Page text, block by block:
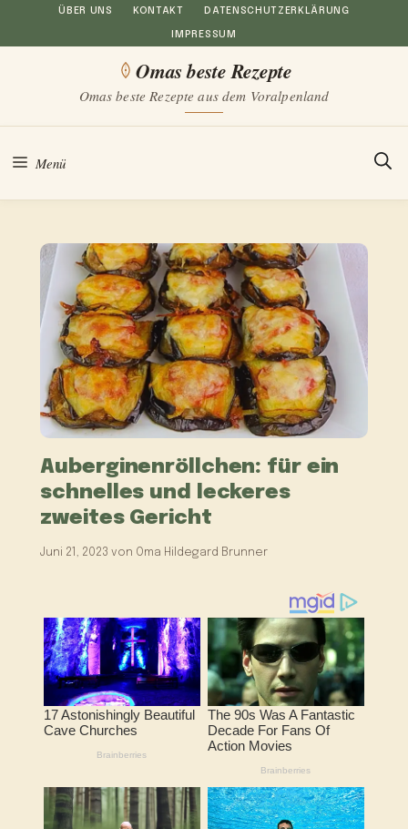
Inhalt
ÜBER UNS KONTAKT DATENSCHUTZERKLÄRUNG
IMPRESSUM
Omas beste Rezepte
Omas beste Rezepte aus dem Voralpenland
Menü
Auberginenröllchen: für ein
schnelles und leckeres
zweites Gericht
Juni 21, 2023 von Oma Hildegard Brunner